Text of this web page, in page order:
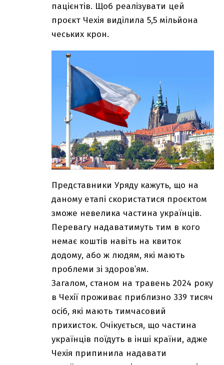
пацієнтів. Щоб реалізувати цей
проєкт Чехія виділила 5,5 мільйона
чеських крон.
Представники Уряду кажуть, що на
даному етапі скористатися проєктом
зможе невелика частина українців.
Перевагу надаватимуть тим в кого
немає коштів навіть на квиток
додому, або ж людям, які мають
проблеми зі здоров’ям.
Загалом, станом на травень 2024 року
в Чехії проживає приблизно 339 тисяч
осіб, які мають тимчасовий
прихисток. Очікується, що частина
українців поїдуть в інші країни, адже
Чехія припинила надавати